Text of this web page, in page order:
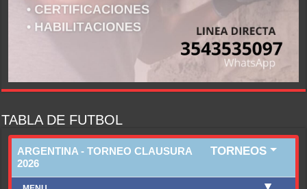
TABLA DE FUTBOL